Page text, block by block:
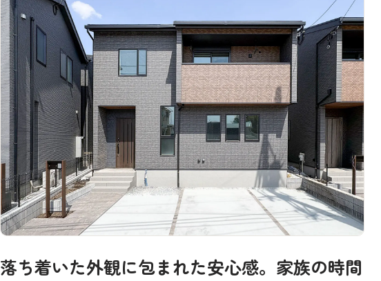
落ち着いた外観に包まれた安心感。家族の時間